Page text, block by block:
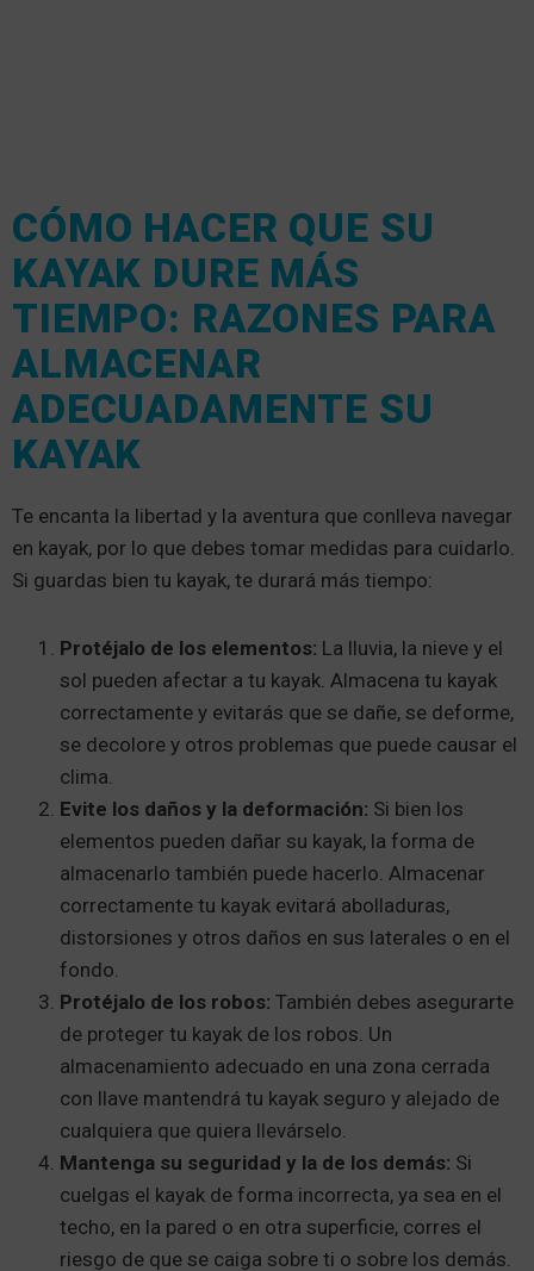
CÓMO HACER QUE SU
KAYAK DURE MÁS
TIEMPO: RAZONES PARA
ALMACENAR
ADECUADAMENTE SU
KAYAK
Te encanta la libertad y la aventura que conlleva navegar
en kayak, por lo que debes tomar medidas para cuidarlo.
Si guardas bien tu kayak, te durará más tiempo:
Protéjalo de los elementos: La lluvia, la nieve y el
sol pueden afectar a tu kayak. Almacena tu kayak
correctamente y evitarás que se dañe, se deforme,
se decolore y otros problemas que puede causar el
clima.
Evite los daños y la deformación: Si bien los
elementos pueden dañar su kayak, la forma de
almacenarlo también puede hacerlo. Almacenar
correctamente tu kayak evitará abolladuras,
distorsiones y otros daños en sus laterales o en el
fondo.
Protéjalo de los robos: También debes asegurarte
de proteger tu kayak de los robos. Un
almacenamiento adecuado en una zona cerrada
con llave mantendrá tu kayak seguro y alejado de
cualquiera que quiera llevárselo.
Mantenga su seguridad y la de los demás: Si
cuelgas el kayak de forma incorrecta, ya sea en el
techo, en la pared o en otra superficie, corres el
riesgo de que se caiga sobre ti o sobre los demás.